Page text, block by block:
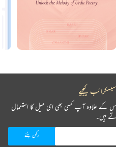
سبسکرائب کیجیے
کے علاوہ آپ کسی بھی ای میل کا استعمال
ہیں۔